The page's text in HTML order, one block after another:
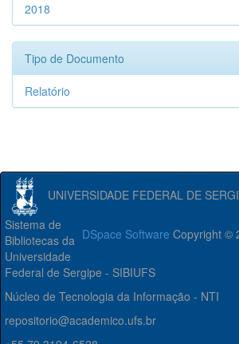
2018
Tipo de Documento
Relatório
UNIVERSIDADE FEDERAL DE
DSpace Software Copyright ©
Sistema de
Bibliotecas da
Universidade
Federal de Sergipe - SIBIUFS
Núcleo de Tecnologia da Informação - NTI
repositorio@academico.ufs.br